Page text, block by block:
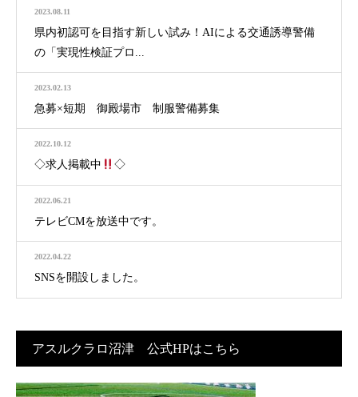
2023.08.11
県内初認可を目指す新しい試み！AIによる交通誘導警備
の「実現性検証プロ...
2023.02.13
急募×短期 御殿場市 制服警備募集
2022.10.12
◇求人掲載中 ◇
2022.06.21
テレビCMを放送中です。
2022.04.22
SNSを開設しました。
アスルクラロ沼津 公式HPはこちら